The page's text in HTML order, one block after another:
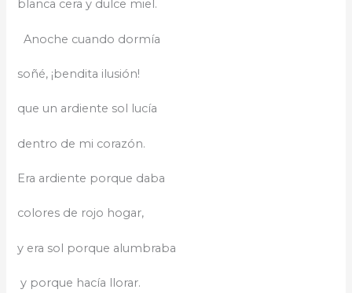
blanca cera y dulce miel.
Anoche cuando dormía
soñé, ¡bendita ilusión!
que un ardiente sol lucía
dentro de mi corazón.
Era ardiente porque daba
colores de rojo hogar,
y era sol porque alumbraba
y porque hacía llorar.